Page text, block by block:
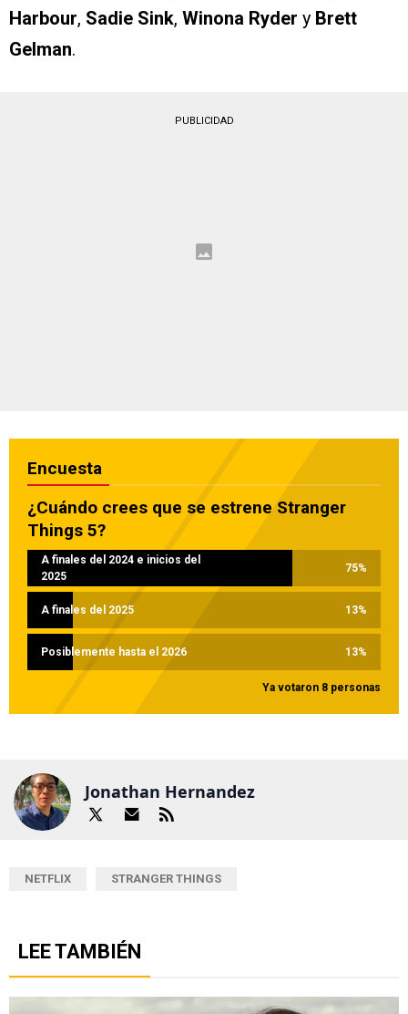
Harbour, Sadie Sink, Winona Ryder y Brett
Gelman.
PUBLICIDAD
Encuesta
¿Cuándo crees que se estrene Stranger
Things 5?
A finales del 2024 e inicios del
2025
75%
A finales del 2025 13%
Posiblemente hasta el 2026 13%
Ya votaron 8 personas
Jonathan Hernandez
NETFLIX STRANGER THINGS
LEE TAMBIÉN